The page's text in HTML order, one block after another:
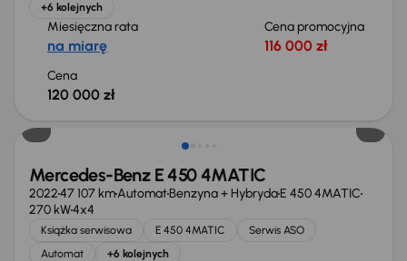
+6 kolejnych
Miesięczna rata
na miarę
Cena promocyjna
116 000 zł
Cena
120 000 zł
Mercedes-Benz E 450 4MATIC
202247 107 kmAutomatBenzyna + HybrydaE 450 4MATIC
270 kW4x4
Książka serwisowa E 450 4MATIC
Serwis ASO
Automat
+6 kolejnych